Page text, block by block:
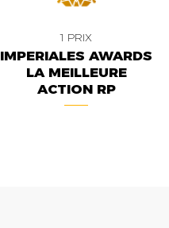
1 PRIX
IMPERIALES AWARDS
LA MEILLEURE
ACTION RP